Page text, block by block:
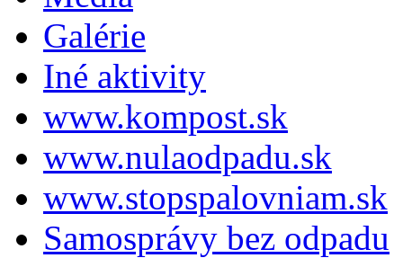
Galérie
Iné aktivity
www.kompost.sk
www.nulaodpadu.sk
www.stopspalovniam.sk
Samosprávy bez odpadu